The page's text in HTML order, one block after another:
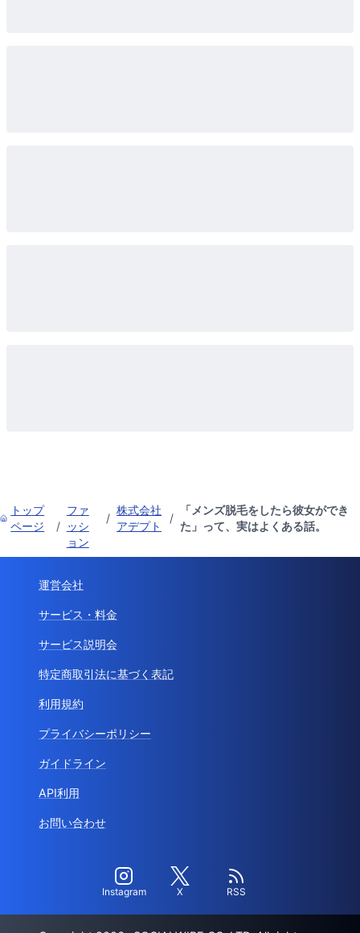
トップ
ページ
/
ファ
ッシ
ョン
/
株式会社
アデプト
/
「メンズ脱毛をしたら彼女ができ
た」って、実はよくある話。
運営会社
サービス・料金
サービス説明会
特定商取引法に基づく表記
利用規約
プライバシーポリシー
ガイドライン
API利用
お問い合わせ
Instagram X RSS